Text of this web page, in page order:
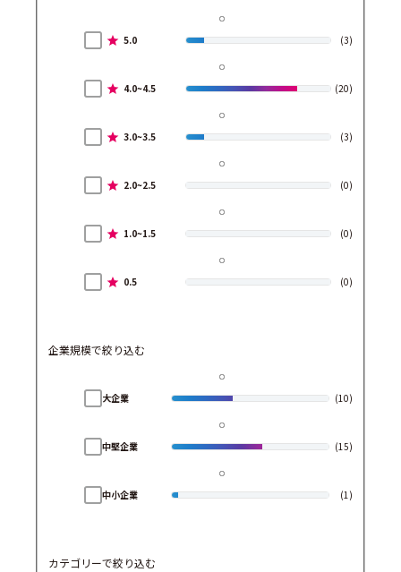
5.0 (3)
4.0~4.5 (20)
3.0~3.5 (3)
2.0~2.5 (0)
1.0~1.5 (0)
0.5 (0)
企業規模で絞り込む
大企業 (10)
中堅企業 (15)
中小企業 (1)
カテゴリーで絞り込む